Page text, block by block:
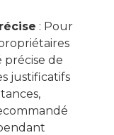
: Pour
de
justificatifs